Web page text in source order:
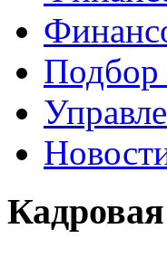
Подбор